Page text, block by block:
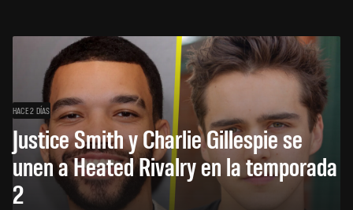
HACE 2 DÍAS
Justice Smith y Charlie Gillespie se
unen a Heated Rivalry en la temporada
2